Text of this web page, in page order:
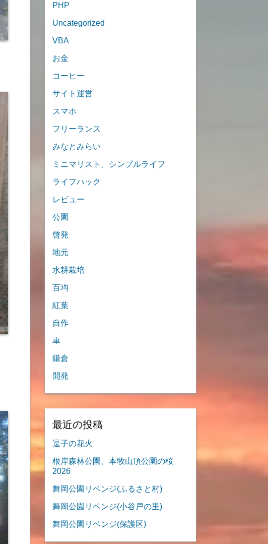
PHP
Uncategorized
VBA
お金
コーヒー
サイト運営
スマホ
フリーランス
みなとみらい
ミニマリスト、シンプルライフ
ライフハック
レビュー
公園
啓発
地元
水耕栽培
百均
紅葉
自作
車
鎌倉
開発
最近の投稿
逗子の花火
根岸森林公園、本牧山頂公園の桜
2026
舞岡公園リベンジ(ふるさと村)
舞岡公園リベンジ(小谷戸の里)
舞岡公園リベンジ(保護区)